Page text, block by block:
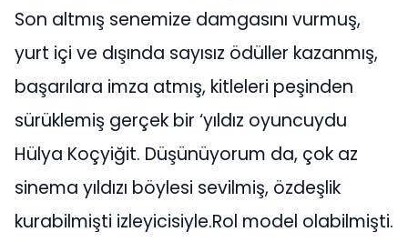
Son altmış senemize damgasını vurmuş,
yurt içi ve dışında sayısız ödüller kazanmış,
başarılara imza atmış, kitleleri peşinden
sürüklemiş gerçek bir ‘yıldız oyuncuydu
Hülya Koçyiğit. Düşünüyorum da, çok az
sinema yıldızı böylesi sevilmiş, özdeşlik
kurabilmişti izleyicisiyle.Rol model olabilmişti.